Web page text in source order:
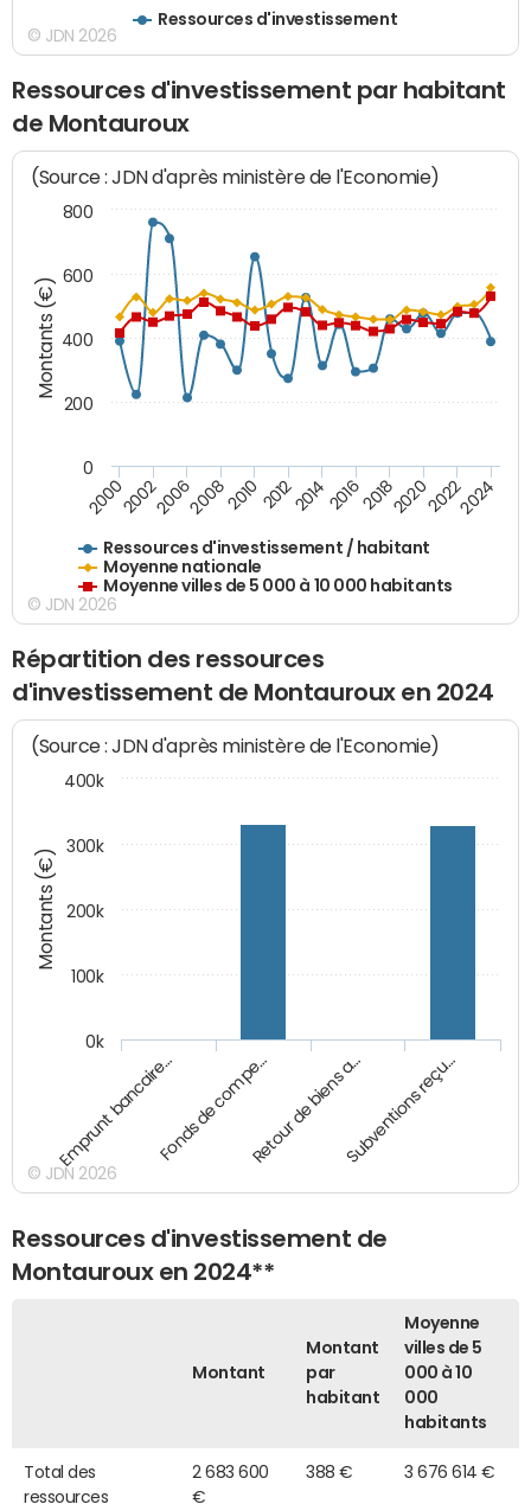
Ressources d'investissement
© JDN 2026
Ressources d'investissement par habitant
de Montauroux
Montants (€)
(Source : JDN d'après ministère de l'Economie)
Ressources d'investissement / habitant
Moyenne nationale
Moyenne villes de 5 000 à 10 000 habitants
20002002200620082010 2012201420162018202020222024
0
200
400
600
800
© JDN 2026
Répartition des ressources
d'investissement de Montauroux en 2024
Montants (€)
(Source : JDN d'après ministère de l'Economie)
Emprunt bancaire…Fonds de compe…Retour de biens a…Subventions reçu…
0k
100k
200k
300k
400k
© JDN 2026
Ressources d'investissement de
Montauroux en 2024**
Montant
Montant
par
habitant
Moyenne
villes de 5
000 à 10
000
habitants
Total des
ressources
2 683 600
€
388 € 3 676 614 €